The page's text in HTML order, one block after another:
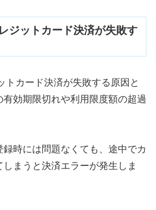
ジットカード決済が失敗す
トカード決済が失敗する原因と
有効期限切れや利用限度額の超過
時には問題なくても、途中でカ
まうと決済エラーが発生しま